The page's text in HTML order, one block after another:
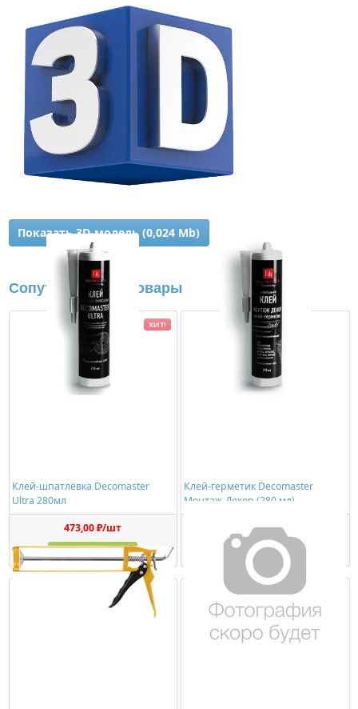
Показать 3D-модель (0,024 Mb)
Сопутствующие товары
Клей-шпатлёвка Decomaster
Ultra 280мл
473,00 ₽/шт
Купить
ХИТ!
Клей-герметик Decomaster
Монтаж-Декор (280 мл)
1150,00 ₽/шт
Купить